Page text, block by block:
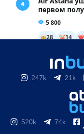
247k 21k
520k 74k